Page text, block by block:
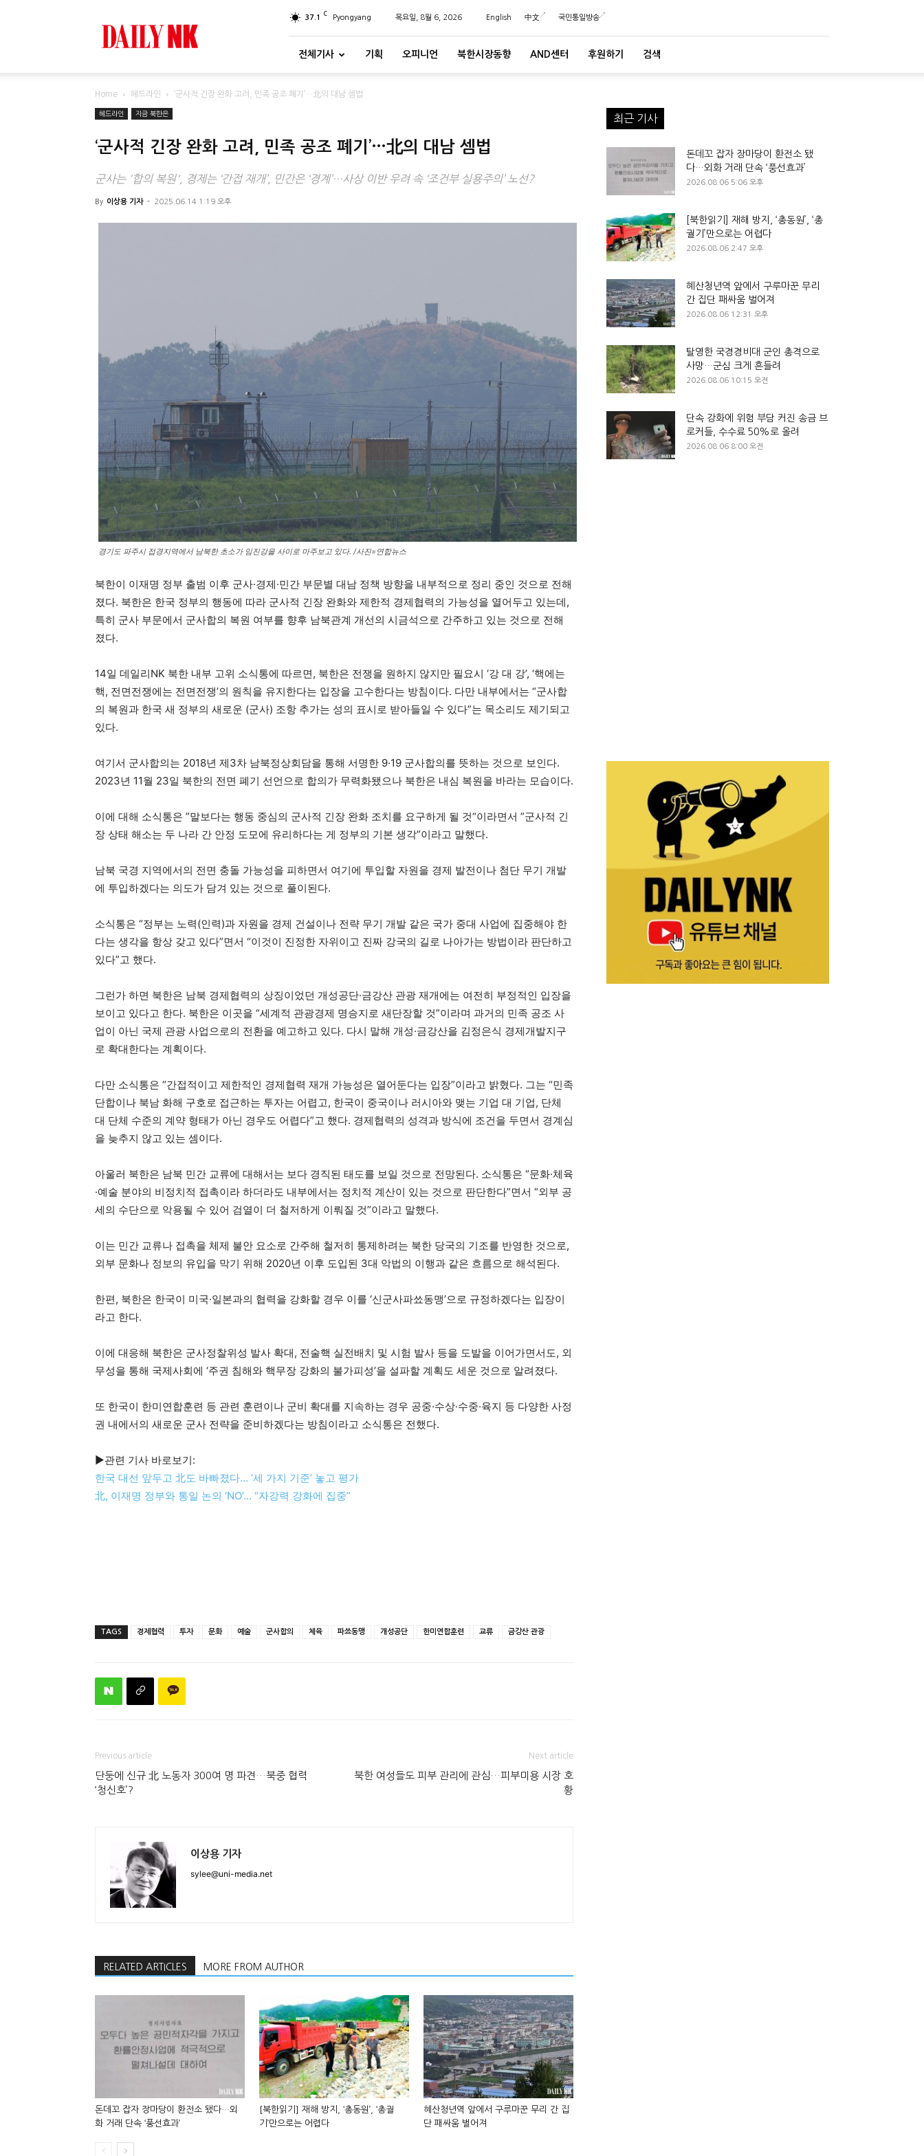
37.1 C Pyongyang 목요일, 8월 6, 2026 English 中文 국민통일방송
전체기사 기획 오피니언 북한시장동향 AND센터 후원하기 검색
Home 헤드라인 ‘군사적 긴장 완화 고려, 민족 공조 폐기’…北의 대남 셈법
헤드라인 지금 북한은
‘군사적 긴장 완화 고려, 민족 공조 폐기’…北의 대남 셈법
군사는 '합의 복원', 경제는 ‘간접 재개’, 민간은 ‘경계’…사상 이반 우려 속 ‘조건부 실용주의’ 노선?
By 이상용 기자 - 2025.06.14 1:19 오후
경기도 파주시 접경지역에서 남북한 초소가 임진강을 사이로 마주보고 있다. /사진=연합뉴스
북한이 이재명 정부 출범 이후 군사·경제·민간 부문별 대남 정책 방향을 내부적으로 정리 중인 것으로 전해
졌다. 북한은 한국 정부의 행동에 따라 군사적 긴장 완화와 제한적 경제협력의 가능성을 열어두고 있는데,
특히 군사 부문에서 군사합의 복원 여부를 향후 남북관계 개선의 시금석으로 간주하고 있는 것으로 전해
졌다.
14일 데일리NK 북한 내부 고위 소식통에 따르면, 북한은 전쟁을 원하지 않지만 필요시 ‘강 대 강’, ‘핵에는
핵, 전면전쟁에는 전면전쟁’의 원칙을 유지한다는 입장을 고수한다는 방침이다. 다만 내부에서는 “군사합
의 복원과 한국 새 정부의 새로운 (군사) 조항 추가는 성의 표시로 받아들일 수 있다”는 목소리도 제기되고
있다.
여기서 군사합의는 2018년 제3차 남북정상회담을 통해 서명한 9·19 군사합의를 뜻하는 것으로 보인다.
2023년 11월 23일 북한의 전면 폐기 선언으로 합의가 무력화됐으나 북한은 내심 복원을 바라는 모습이다.
이에 대해 소식통은 ”말보다는 행동 중심의 군사적 긴장 완화 조치를 요구하게 될 것“이라면서 ”군사적 긴
장 상태 해소는 두 나라 간 안정 도모에 유리하다는 게 정부의 기본 생각”이라고 말했다.
남북 국경 지역에서의 전면 충돌 가능성을 피하면서 여기에 투입할 자원을 경제 발전이나 첨단 무기 개발
에 투입하겠다는 의도가 담겨 있는 것으로 풀이된다.
소식통은 “정부는 노력(인력)과 자원을 경제 건설이나 전략 무기 개발 같은 국가 중대 사업에 집중해야 한
다는 생각을 항상 갖고 있다”면서 “이것이 진정한 자위이고 진짜 강국의 길로 나아가는 방법이라 판단하고
있다”고 했다.
그런가 하면 북한은 남북 경제협력의 상징이었던 개성공단·금강산 관광 재개에는 여전히 부정적인 입장을
보이고 있다고 한다. 북한은 이곳을 “세계적 관광경제 명승지로 새단장할 것”이라며 과거의 민족 공조 사
업이 아닌 국제 관광 사업으로의 전환을 예고하고 있다. 다시 말해 개성·금강산을 김정은식 경제개발지구
로 확대한다는 계획이다.
다만 소식통은 “간접적이고 제한적인 경제협력 재개 가능성은 열어둔다는 입장”이라고 밝혔다. 그는 “민족
단합이나 북남 화해 구호로 접근하는 투자는 어렵고, 한국이 중국이나 러시아와 맺는 기업 대 기업, 단체
대 단체 수준의 계약 형태가 아닌 경우도 어렵다”고 했다. 경제협력의 성격과 방식에 조건을 두면서 경계심
을 늦추지 않고 있는 셈이다.
아울러 북한은 남북 민간 교류에 대해서는 보다 경직된 태도를 보일 것으로 전망된다. 소식통은 “문화·체육
·예술 분야의 비정치적 접촉이라 하더라도 내부에서는 정치적 계산이 있는 것으로 판단한다”면서 “외부 공
세의 수단으로 악용될 수 있어 검열이 더 철저하게 이뤄질 것”이라고 말했다.
이는 민간 교류나 접촉을 체제 불안 요소로 간주해 철저히 통제하려는 북한 당국의 기조를 반영한 것으로,
외부 문화나 정보의 유입을 막기 위해 2020년 이후 도입된 3대 악법의 이행과 같은 흐름으로 해석된다.
한편, 북한은 한국이 미국·일본과의 협력을 강화할 경우 이를 ‘신군사파쑈동맹’으로 규정하겠다는 입장이
라고 한다.
이에 대응해 북한은 군사정찰위성 발사 확대, 전술핵 실전배치 및 시험 발사 등을 도발을 이어가면서도, 외
무성을 통해 국제사회에 ‘주권 침해와 핵무장 강화의 불가피성’을 설파할 계획도 세운 것으로 알려졌다.
또 한국이 한미연합훈련 등 관련 훈련이나 군비 확대를 지속하는 경우 공중·수상·수중·육지 등 다양한 사정
권 내에서의 새로운 군사 전략을 준비하겠다는 방침이라고 소식통은 전했다.
▶관련 기사 바로보기:
한국 대선 앞두고 北도 바빠졌다… ‘세 가지 기준’ 놓고 평가
北, 이재명 정부와 통일 논의 ‘NO’… “자강력 강화에 집중”
TAGS 경제협력 투자 문화 예술 군사합의 체육 파쑈동맹 개성공단 한미연합훈련 교류 금강산 관광
Previous article
단둥에 신규 北 노동자 300여 명 파견…북중 협력
‘청신호’?
Next article
북한 여성들도 피부 관리에 관심…피부미용 시장 호
황
이상용 기자
sylee@uni-media.net
RELATED ARTICLES MORE FROM AUTHOR
돈데꼬 잡자 장마당이 환전소 됐다…외
화 거래 단속 ‘풍선효과’
[북한읽기] 재해 방지, ‘총동원’, ‘총궐
기’만으로는 어렵다
혜산청년역 앞에서 구루마꾼 무리 간 집
단 패싸움 벌어져
최근 기사
돈데꼬 잡자 장마당이 환전소 됐
다…외화 거래 단속 ‘풍선효과’
2026.08.06 5:06 오후
[북한읽기] 재해 방지, ‘총동원’, ‘총
궐기’만으로는 어렵다
2026.08.06 2:47 오후
혜산청년역 앞에서 구루마꾼 무리
간 집단 패싸움 벌어져
2026.08.06 12:31 오후
탈영한 국경경비대 군인 총격으로
사망…군심 크게 흔들려
2026.08.06 10:15 오전
단속 강화에 위험 부담 커진 송금 브
로커들, 수수료 50%로 올려
2026.08.06 8:00 오전